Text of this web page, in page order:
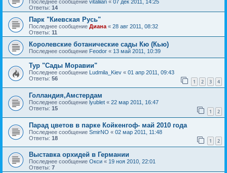
Последнее сообщение vitaliian « 07 дек 2011, 14:25
Ответы: 14
Парк "Киевская Русь"
Последнее сообщение Диана« 28 авг 2011, 08:32
Ответы: 11
Королевские ботанические сады Кю (Кью)
Последнее сообщение Feodor « 13 май 2011, 10:39
Тур "Сады Моравии"
Последнее сообщение Ludmila_Kiev « 01 апр 2011, 09:43
Ответы: 56 1 2 3 4
Голландия,Амстердам
Последнее сообщение lyublet « 22 мар 2011, 16:47
Ответы: 15 1 2
Парад цветов в парке Койкенгоф- май 2010 года
Последнее сообщение SmirNO « 02 мар 2011, 11:48
Ответы: 18 1 2
Выставка орхидей в Германии
Последнее сообщение Окси « 19 ноя 2010, 22:01
Ответы: 7